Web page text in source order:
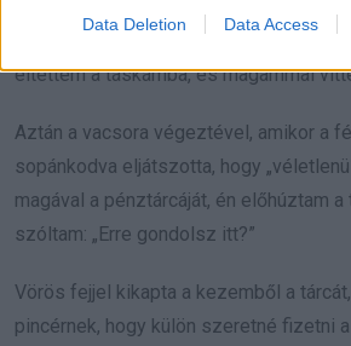
Data Deletion Data Access
azonnal megtaláltam a pénztárcáját a
eltettem a táskámba, és magammal
Aztán a vacsora végeztével, amikor a
sopánkodva eljátszotta, hogy
magával a pénztárcáját, én előhúztam
szóltam: „Erre gondolsz itt?”
Vörös fejjel kikapta a kezemből a
pincérnek, hogy külön szeretné fizetni